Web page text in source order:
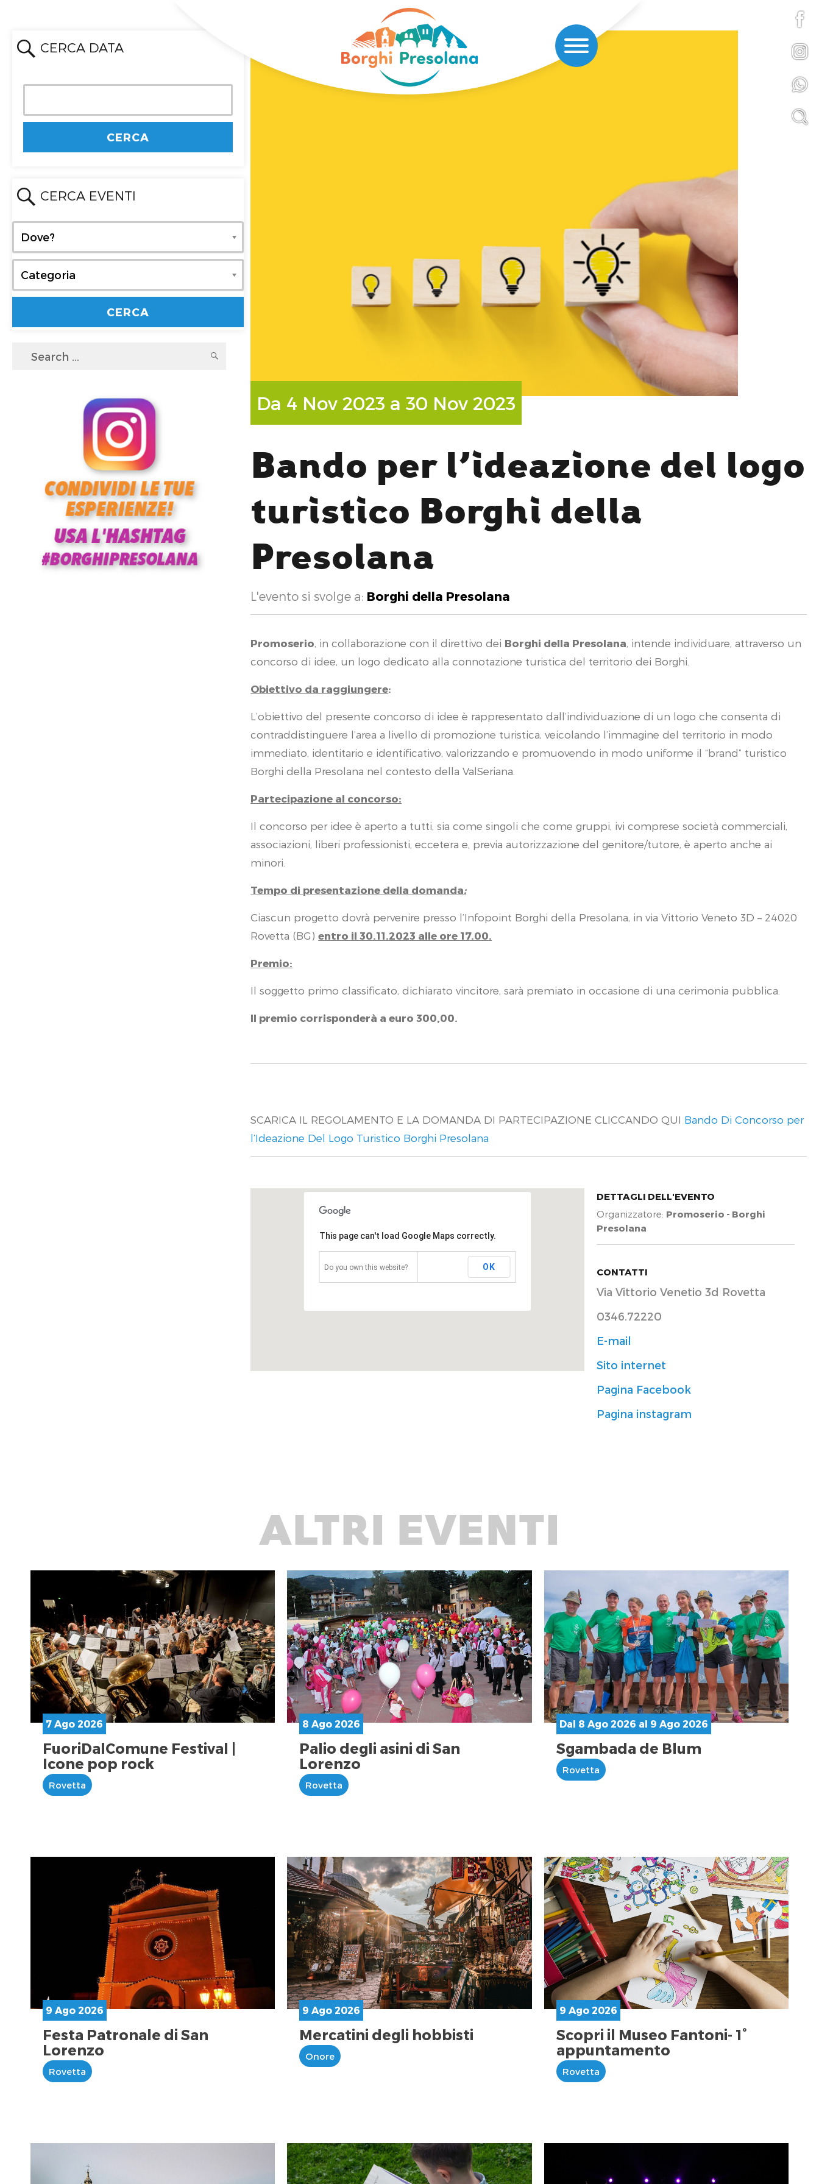
CERCA DATA
CERCA EVENTI
Dove?
Categoria
Search
Da 4 Nov 2023 a 30 Nov 2023
Bando per l’ideazione del logo
turistico Borghi della
Presolana
L'evento si svolge a: Borghi della Presolana
Promoserio, in collaborazione con il direttivo dei Borghi della Presolana, intende individuare, attraverso un
concorso di idee, un logo dedicato alla connotazione turistica del territorio dei Borghi.
Obiettivo da raggiungere:
L’obiettivo del presente concorso di idee è rappresentato dall’individuazione di un logo che consenta di
contraddistinguere l’area a livello di promozione turistica, veicolando l’immagine del territorio in modo
immediato, identitario e identificativo, valorizzando e promuovendo in modo uniforme il “brand” turistico
Borghi della Presolana nel contesto della ValSeriana.
Partecipazione al concorso:
Il concorso per idee è aperto a tutti, sia come singoli che come gruppi, ivi comprese società commerciali,
associazioni, liberi professionisti, eccetera e, previa autorizzazione del genitore/tutore, è aperto anche ai
minori.
Tempo di presentazione della domanda:
Ciascun progetto dovrà pervenire presso l’Infopoint Borghi della Presolana, in via Vittorio Veneto 3D – 24020
Rovetta (BG)entro il 30.11.2023 alle ore 17.00.
Premio:
Il soggetto primo classificato, dichiarato vincitore, sarà premiato in occasione di una cerimonia pubblica.
Il premio corrisponderà a euro 300,00.
SCARICA IL REGOLAMENTO E LA DOMANDA DI PARTECIPAZIONE CLICCANDO QUI Bando Di Concorso per
l’Ideazione Del Logo Turistico Borghi Presolana
This page can't load Google Maps correctly.
Do you own this website? OK
DETTAGLI DELL'EVENTO
Organizzatore: Promoserio - Borghi
Presolana
CONTATTI
Via Vittorio Venetio 3d Rovetta
0346.72220
E-mail
Sito internet
Pagina Facebook
Pagina instagram
ALTRI EVENTI
7 Ago 2026
FuoriDalComune Festival |
Icone pop rock
Rovetta
8 Ago 2026
Palio degli asini di San
Lorenzo
Rovetta
Dal 8 Ago 2026 al 9 Ago 2026
Sgambada de Blum
Rovetta
9 Ago 2026
Festa Patronale di San
Lorenzo
Rovetta
9 Ago 2026
Mercatini degli hobbisti
Onore
9 Ago 2026
Scopri il Museo Fantoni- 1°
appuntamento
Rovetta